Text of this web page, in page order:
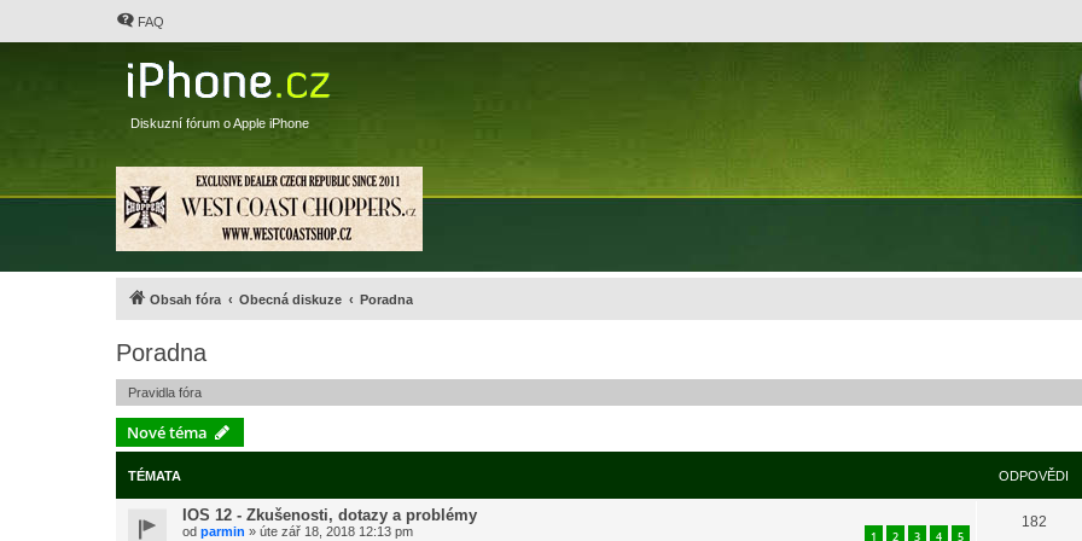
FAQ
Diskuzní fórum o Apple iPhone
Obsah fóra Obecná diskuze Poradna
Poradna
Pravidla fóra
Nové téma
TÉMATA ODPOVĚDI
IOS 12 - Zkušenosti, dotazy a problémy
od parmin » úte zář 18, 2018 12:13 pm 1 2 3 4 5
182